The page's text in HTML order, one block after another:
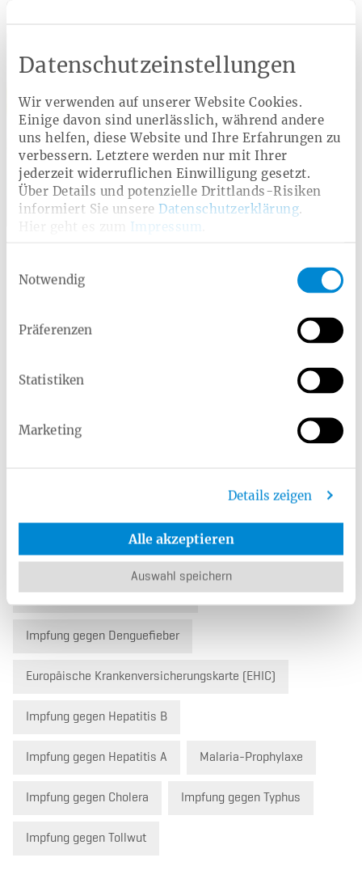
Datenschutzeinstellungen
Wir verwenden auf unserer Website Cookies.
Einige davon sind unerlässlich, während andere
uns helfen, diese Website und Ihre Erfahrungen zu
verbessern. Letztere werden nur mit Ihrer
jederzeit widerruflichen Einwilligung gesetzt.
Über Details und potenzielle Drittlands-Risiken
informiert Sie unsere Datenschutzerklärung.
Impressum
Notwendig
Präferenzen
Statistiken
Marketing
Details zeigen
Alle akzeptieren
Auswahl speichern
Celina Carlmeyer
Rückruf-Service
Ratgeber
Verwandte Leistungen
Reiseschutzimpfungen
Krankenzusatzversicherungen
Impfung gegen Denguefieber
Europäische Krankenversicherungskarte (EHIC)
Impfung gegen Hepatitis B
Impfung gegen Hepatitis A Malaria-Prophylaxe
Impfung gegen Cholera Impfung gegen Typhus
Impfung gegen Tollwut